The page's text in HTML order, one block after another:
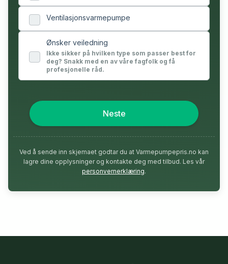
Ventilasjonsvarmepumpe
Ønsker veiledning
Ikke sikker på hvilken type som passer best for
deg? Snakk med en av våre fagfolk og få
profesjonelle råd.
Neste
Ved å sende inn skjemaet godtar du at Varmepumpepris.no kan
lagre dine opplysninger og kontakte deg med tilbud. Les vår
personvernerklæring.